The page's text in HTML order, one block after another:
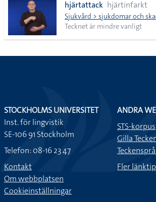
hjärtattack hjärtinfarkt
Sjukvård > sjukdomar och
Tecknet är mindre vanligt
STOCKHOLMS UNIVERSITET
Inst. för lingvistik
SE-106 91 Stockholm
Telefon: 08-16 23 47
Kontakt
Om webbplatsen
Cookieinställningar
ANDRA
STS-korpus
Gilla
Fler